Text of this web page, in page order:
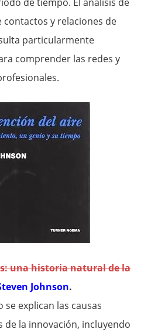
contactos y relaciones de
particularmente
comprender las redes y
una historia natural de la
Johnson.
se explican las causas
de la innovación, incluyendo